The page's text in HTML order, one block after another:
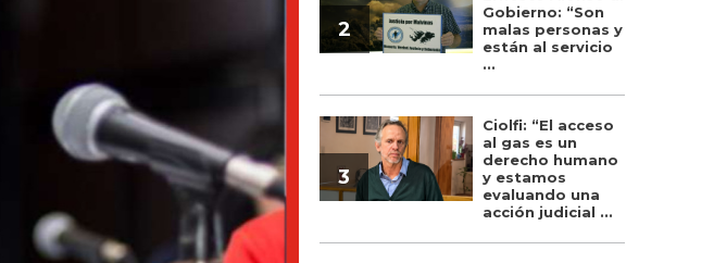
2
Gobierno: “Son
malas personas y
están al servicio
...
3
Ciolfi: “El acceso
al gas es un
derecho humano
y estamos
evaluando una
acción judicial ...